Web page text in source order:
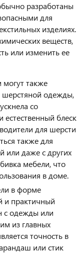
разработаны
для
изделиях.
веществ,
или изменить ее
также
шерстяной одежды,
со
блеск
для шерсти
также для
или даже с других
мебели, что
в доме.
в форме
и практичный
с одежды или
из главных
точность в
или стик